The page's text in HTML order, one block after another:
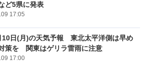
ど5県に発表
17:05
10日(月)の天気予報 東北太平洋側は早め
策を 関東はゲリラ雷雨に注意
17:00